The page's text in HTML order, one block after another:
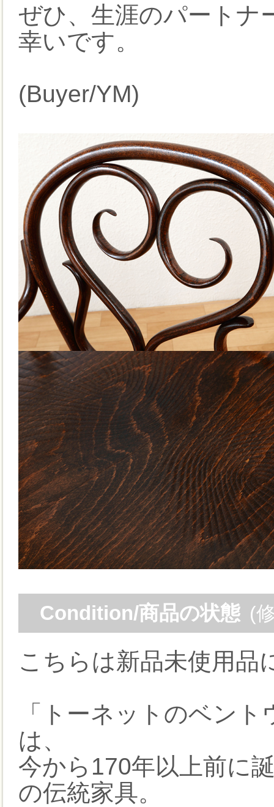
ぜひ、生涯のパートナ
幸いです。
(Buyer/YM)
Condition/商品の状態 (
こちらは新品未使用品
「トーネットのベン
は、
今から170年以上前に
の伝統家具。